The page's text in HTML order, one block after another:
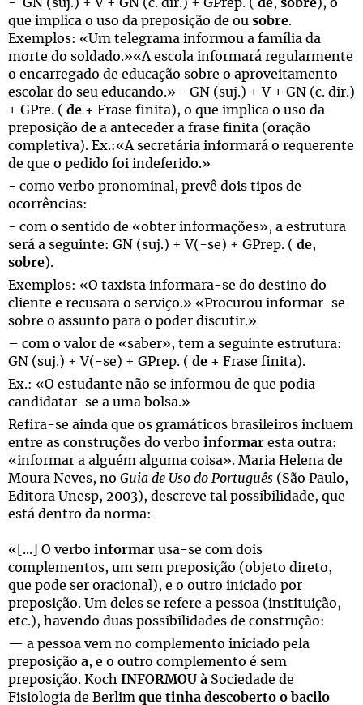
- GN (suj.) + V + GN (c. dir.) + GPrep. ( de, sobre), o
que implica o uso da preposição de ou sobre.
Exemplos: «Um telegrama informou a família da
morte do soldado.»«A escola informará regularmente
o encarregado de educação sobre o aproveitamento
escolar do seu educando.»– GN (suj.) + V + GN (c. dir.)
+ GPre. ( de + Frase finita), o que implica o uso da
preposição de a anteceder a frase finita (oração
completiva). Ex.:«A secretária informará o requerente
de que o pedido foi indeferido.»
- como verbo pronominal, prevê dois tipos de
ocorrências:
- com o sentido de «obter informações», a estrutura
será a seguinte: GN (suj.) + V(-se) + GPrep. ( de,
sobre).
Exemplos: «O taxista informara-se do destino do
cliente e recusara o serviço.» «Procurou informar-se
sobre o assunto para o poder discutir.»
– com o valor de «saber», tem a seguinte estrutura:
GN (suj.) + V(-se) + GPrep. ( de + Frase finita).
Ex.: «O estudante não se informou de que podia
candidatar-se a uma bolsa.»
Refira-se ainda que os gramáticos brasileiros incluem
entre as construções do verbo informar esta outra:
«informar a alguém alguma coisa». Maria Helena de
Moura Neves, no Guia de Uso do Português (São Paulo,
Editora Unesp, 2003), descreve tal possibilidade, que
está dentro da norma:
«[...] O verbo informar usa-se com dois
complementos, um sem preposição (objeto direto,
que pode ser oracional), e o outro iniciado por
preposição. Um deles se refere a pessoa (instituição,
etc.), havendo duas possibilidades de construção:
— a pessoa vem no complemento iniciado pela
preposição a, e o outro complemento é sem
preposição. Koch INFORMOU à Sociedade de
Fisiologia de Berlim que tinha descoberto o bacilo